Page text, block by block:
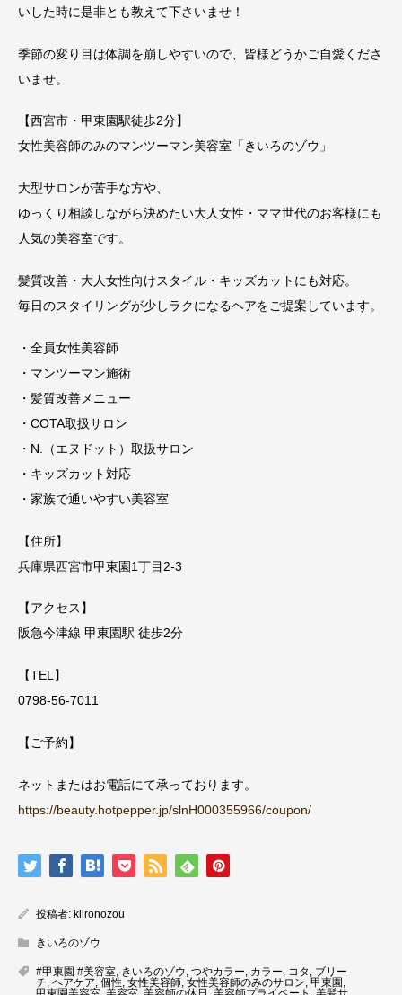
いした時に是非とも教えて下さいませ！
季節の変り目は体調を崩しやすいので、皆様どうかご自愛くださ
いませ。
【西宮市・甲東園駅徒歩2分】
女性美容師のみのマンツーマン美容室「きいろのゾウ」
大型サロンが苦手な方や、
ゆっくり相談しながら決めたい大人女性・ママ世代のお客様にも
人気の美容室です。
髪質改善・大人女性向けスタイル・キッズカットにも対応。
毎日のスタイリングが少しラクになるヘアをご提案しています。
・全員女性美容師
・マンツーマン施術
・髪質改善メニュー
・COTA取扱サロン
・N.（エヌドット）取扱サロン
・キッズカット対応
・家族で通いやすい美容室
【住所】
兵庫県西宮市甲東園1丁目2-3
【アクセス】
阪急今津線 甲東園駅 徒歩2分
【TEL】
0798-56-7011
【ご予約】
ネットまたはお電話にて承っております。
https://beauty.hotpepper.jp/slnH000355966/coupon/
投稿者: kiironozou
きいろのゾウ
#甲東園 #美容室 きいろのゾウ つやカラー カラー コタ
ブリー
チ ヘアケア 個性 女性美容師 女性美容師のみのサロン 甲東園